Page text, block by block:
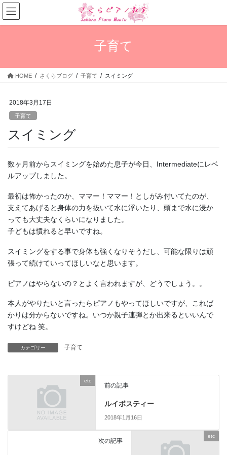
コ
ン
テ
ス
ナ
ビ
ゲ
ン
子育て
HOME さくらブログ 子育て スイミング
2018年3月17日
子育て
スイミング
数ヶ月前からスイミングを始めた息子が今日、Intermediateにレベ
ルアップしました。
最初は怖かったのか、ママー！ママー！としがみ付いてたのが、
支えてあげると身体の力を抜いて水に浮いたり、頭まで水に浸か
っても大丈夫なくらいになりました。
子どもは慣れると早いですね。
スイミングをする事で身体も強くなりそうだし、可能な限りは頑
張って続けていってほしいなと思います。
ピアノはやらないの？とよく言われますが、どうでしょう。。
本人がやりたいと言ったらピアノもやってほしいですが、これば
かりは分からないですね。いつか親子連弾とか出来るといいんで
すけどね 笑。
カテゴリー 子育て
etc
前の記事
ルイボスティー
2018年1月16日
etc
次の記事